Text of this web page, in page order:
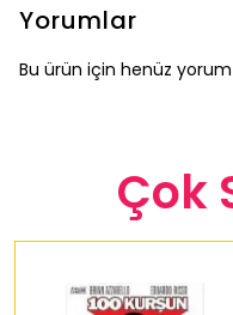
Yorumlar
Bu ürün için henüz yorum
Çok